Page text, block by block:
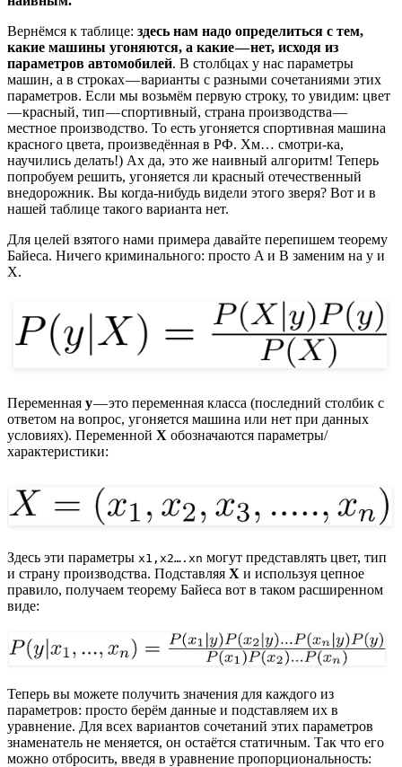
Вернёмся к таблице: здесь нам надо определиться с тем,
какие машины угоняются, а какие — нет, исходя из
параметров автомобилей. В столбцах у нас параметры
машин, а в строках — варианты с разными сочетаниями этих
параметров. Если мы возьмём первую строку, то увидим: цвет
— красный, тип — спортивный, страна производства —
местное производство. То есть угоняется спортивная машина
красного цвета, произведённая в РФ. Хм… смотри-ка,
научились делать!) Ах да, это же наивный алгоритм! Теперь
попробуем решить, угоняется ли красный отечественный
внедорожник. Вы когда-нибудь видели этого зверя? Вот и в
нашей таблице такого варианта нет.
Для целей взятого нами примера давайте перепишем теорему
Байеса. Ничего криминального: просто A и B заменим на y и
X.
Переменная y— это переменная класса (последний столбик с
ответом на вопрос, угоняется машина или нет при данных
условиях). Переменной X обозначаются параметры/
характеристики:
Здесь эти параметры x1,x2….xn могут представлять цвет, тип
и страну производства. Подставляя X и используя цепное
правило, получаем теорему Байеса вот в таком расширенном
виде:
Теперь вы можете получить значения для каждого из
параметров: просто берём данные и подставляем их в
уравнение. Для всех вариантов сочетаний этих параметров
знаменатель не меняется, он остаётся статичным. Так что его
можно отбросить, введя в уравнение пропорциональность: